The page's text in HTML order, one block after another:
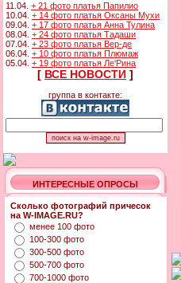
11.04. + 21 фото платья Папилио
10.04. + 14 фото платья Оксаны Мухи
09.04. + 17 фото платья Анна Тулина
08.04. + 24 фото платья Тадаши
07.04. + 23 фото платья Вер-де
06.04. + 10 фото платья Плюмаж
05.04. + 19 фото платья Ле'Рина
[ ВСЕ НОВОСТИ ]
группа в контакте:
ИНТЕРЕСНЫЕ ОПРОСЫ
Сколько фотографий причесок
на W-IMAGE.RU?
менее 100 фото
100-300 фото
300-500 фото
500-700 фото
700-1000 фото